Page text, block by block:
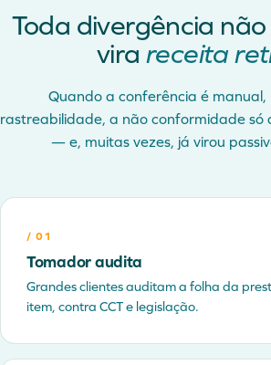
Toda divergência
vira receita
Quando a conferência é manual,
rastreabilidade, a não conformidade só
— e, muitas vezes, já virou
/ 01
Tomador audita
Grandes clientes auditam a folha da
item, contra CCT e legislação.